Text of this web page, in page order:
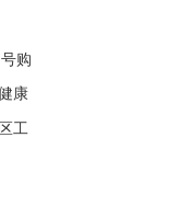
购
康
工